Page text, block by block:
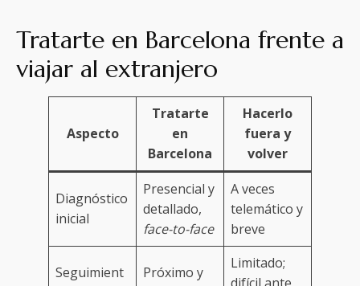
Tratarte en Barcelona frente a
viajar al extranjero
Aspecto
Tratarte
en
Barcelona
Hacerlo
fuera y
volver
Diagnóstico
inicial
Presencial y
detallado,
face-to-face
A veces
telemático y
breve
Seguimient
Próximo y
Limitado;